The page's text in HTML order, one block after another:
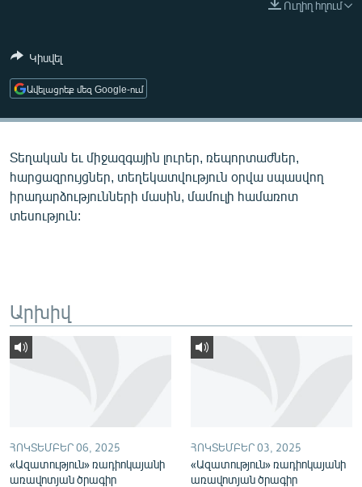
ՄԵԿՆԱԲԱՆՈՒԹՅՈՒՆ
ԿՈՐՈՆԱՎԻՐՈՒՍ
ԱՐԽԻՎ
ՏԵՍԱՆՅՈՒԹԵՐ
ՓՈԴՔԱՍԹ
Հայերեն
ՀԵՏԵՎԵՔ ՄԵԶ
Ուղիղ հղում
Կիսվել
Ավելացրեք մեզ Google-ում
Տեղական եւ միջազգային լուրեր, ռեպորտաժներ,
հարցազրույցներ, տեղեկատվություն օրվա սպասվող
իրադարձությունների մասին, մամուլի համառոտ
տեսություն:
Արխիվ
ՀՈԿՏԵՄԲԵՐ 06, 2025
«Ազատություն» ռադիոկայանի
առավոտյան ծրագիր
ՀՈԿՏԵՄԲԵՐ 03, 2025
«Ազատություն» ռադիոկայանի
առավոտյան ծրագիր